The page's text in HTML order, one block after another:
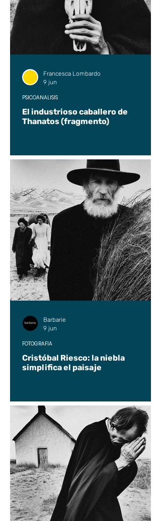
El industrioso caballero de
Thanatos (fragmento)
PSICOANÁLISIS
Francesca Lombardo
9 jun
Cristóbal Riesco: la niebla
simplifica el paisaje
FOTOGRAFÍA
Barbarie
9 jun